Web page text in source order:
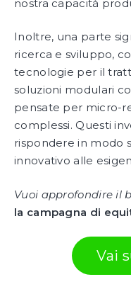
nostra capacità
Inoltre, una parte
ricerca e sviluppo,
tecnologie per il
soluzioni modulari
pensate per micro-
complessi. Questi
rispondere in modo
innovativo alle
Vuoi approfondire il
la campagna di
Vai